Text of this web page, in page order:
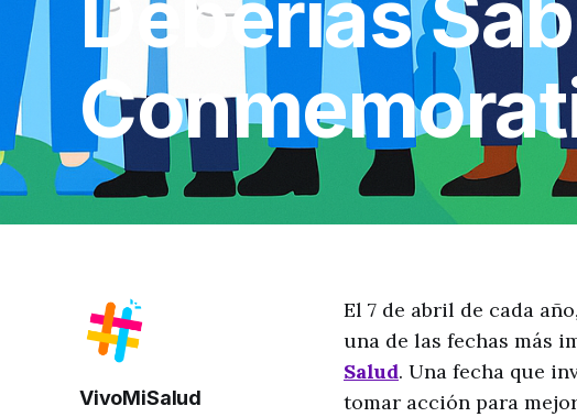
VivoMiSalud
El 7 de abril de cada
una de las fechas más
Salud. Una fecha que
tomar acción para